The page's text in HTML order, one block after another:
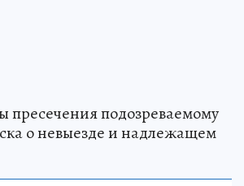
пресечения подозреваемому
о невыезде и надлежащем